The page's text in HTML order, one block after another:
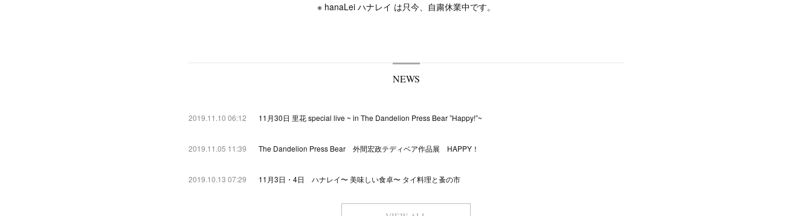
※ hanaLei ハナレイ は只今、自粛休業中です。
NEWS
2019.11.10 06:12 11月30日 里花 special live ~ in The Dandelion Press Bear ”Happy!”~
2019.11.05 11:39 The Dandelion Press Bear 外間宏政テディベア作品展 HAPPY！
2019.10.13 07:29 11月3日・4日 ハナレイ〜 美味しい食卓〜 タイ料理と蚤の市